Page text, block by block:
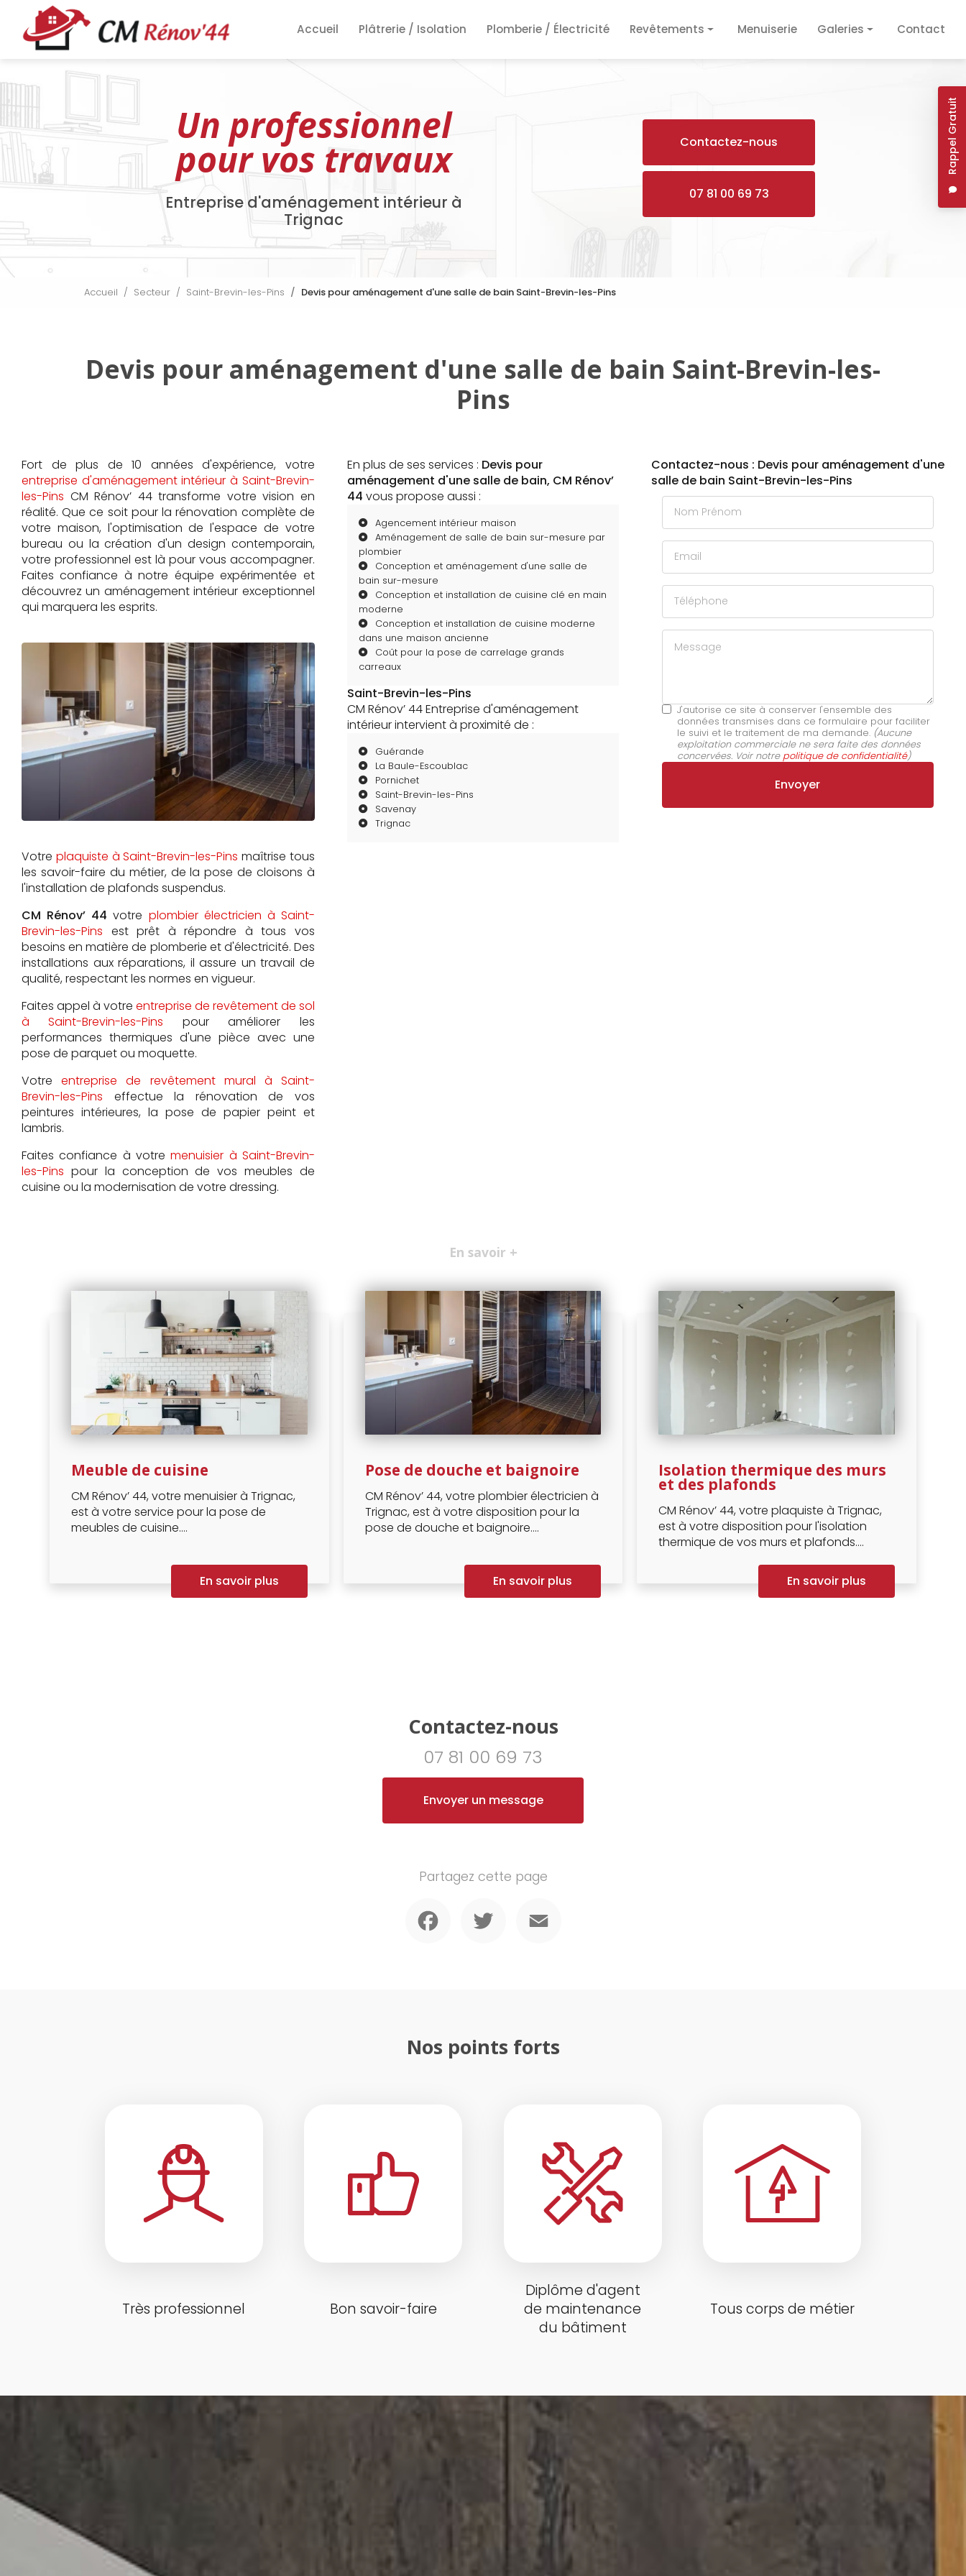
contenu
principal
Rappel Gratuit
Accueil Plâtrerie / Isolation Plomberie / Électricité Revêtements Menuiserie Galeries Contact
Un professionnel
pour vos travaux
Entreprise d'aménagement intérieur à
Trignac
Contactez-nous
07 81 00 69 73
Accueil Secteur Saint-Brevin-les-Pins Devis pour aménagement d'une salle de bain Saint-Brevin-les-Pins
Devis pour aménagement d'une salle de bain Saint-Brevin-les-
Pins
Fort de plus de 10 années d'expérience, votre
entreprise d'aménagement intérieur à Saint-Brevin-
les-Pins CM Rénov’ 44 transforme votre vision en
réalité. Que ce soit pour la rénovation complète de
votre maison, l'optimisation de l'espace de votre
bureau ou la création d'un design contemporain,
votre professionnel est là pour vous accompagner.
Faites confiance à notre équipe expérimentée et
découvrez un aménagement intérieur exceptionnel
qui marquera les esprits.
Votre plaquiste à Saint-Brevin-les-Pins maîtrise tous
les savoir-faire du métier, de la pose de cloisons à
l'installation de plafonds suspendus.
CM Rénov’ 44 votre plombier électricien à Saint-
Brevin-les-Pins est prêt à répondre à tous vos
besoins en matière de plomberie et d'électricité. Des
installations aux réparations, il assure un travail de
qualité, respectant les normes en vigueur.
Faites appel à votre entreprise de revêtement de sol
à Saint-Brevin-les-Pins pour améliorer les
performances thermiques d'une pièce avec une
pose de parquet ou moquette.
Votreentreprise de revêtement mural à Saint-
Brevin-les-Pins effectue la rénovation de vos
peintures intérieures, la pose de papier peint et
lambris.
Faites confiance à votremenuisier à Saint-Brevin-
les-Pins pour la conception de vos meubles de
cuisine ou la modernisation de votre dressing.
En plus de ses services : Devis pour
aménagement d'une salle de bain, CM Rénov’
44 vous propose aussi :
Agencement intérieur maison
Aménagement de salle de bain sur-mesure par
plombier
Conception et aménagement d'une salle de
bain sur-mesure
Conception et installation de cuisine clé en main
moderne
Conception et installation de cuisine moderne
dans une maison ancienne
Coût pour la pose de carrelage grands
carreaux
Saint-Brevin-les-Pins
CM Rénov’ 44 Entreprise d'aménagement
intérieur intervient à proximité de :
Guérande
La Baule-Escoublac
Pornichet
Saint-Brevin-les-Pins
Savenay
Trignac
Contactez-nous : Devis pour aménagement d'une
salle de bain Saint-Brevin-les-Pins
Nom Prénom
Email
Téléphone
Message
J'autorise ce site à conserver l'ensemble des
données transmises dans ce formulaire pour faciliter
le suivi et le traitement de ma demande. (Aucune
exploitation commerciale ne sera faite des données
concervées. Voir notre politique de confidentialité)
En savoir +
Meuble de cuisine
CM Rénov’ 44, votre menuisier à Trignac,
est à votre service pour la pose de
meubles de cuisine....
En savoir plus
Pose de douche et baignoire
CM Rénov’ 44, votre plombier électricien à
Trignac, est à votre disposition pour la
pose de douche et baignoire....
En savoir plus
Isolation thermique des murs
et des plafonds
CM Rénov’ 44, votre plaquiste à Trignac,
est à votre disposition pour l'isolation
thermique de vos murs et plafonds....
En savoir plus
Contactez-nous
07 81 00 69 73
Envoyer un message
Partagez cette page
Nos points forts
Très professionnel Bon savoir-faire
Diplôme d'agent
de maintenance
du bâtiment
Tous corps de métier